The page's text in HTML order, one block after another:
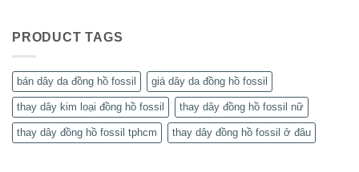
PRODUCT TAGS
bán dây da đồng hồ fossil giá dây da đồng hồ fossil
thay dây kim loại đồng hồ fossil thay dây đồng hồ fossil nữ
thay dây đồng hồ fossil tphcm thay dây đồng hồ fossil ở đâu